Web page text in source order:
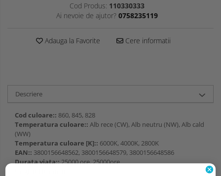
Cod Produs: 110330333
Ai nevoie de ajutor? 0758235119
Adauga la Favorite Cere informatii
Descriere
Cod culoare:: 860, 845, 828
Temperatura culoare:: Alb rece (CW), Alb neutru (NW), Alb cald
(WW)
Temperatura culoare [K]:: 6000K, 4000K, 2800K
EAN:: 3800156648562, 3800156648579, 3800156648586
Durata viata::25000 ore, 25000ore